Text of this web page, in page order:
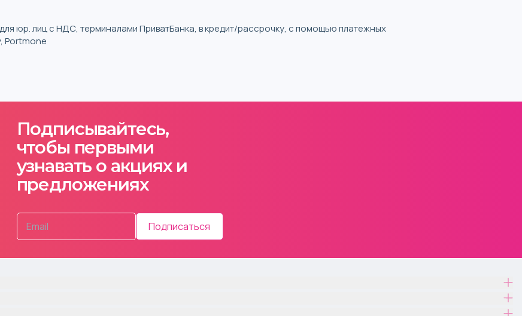
юр. лиц с НДС, терминалами ПриватБанка, в кредит/рассрочку, с помощью платежных
Portmone
Подписывайтесь,
чтобы первыми
узнавать о акциях и
предложениях
Подписаться